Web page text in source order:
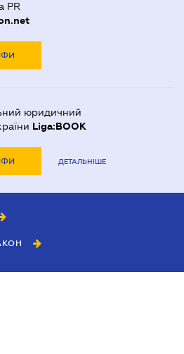
PR
юридичний
Liga:BOOK
ДЕТАЛЬНІШЕ